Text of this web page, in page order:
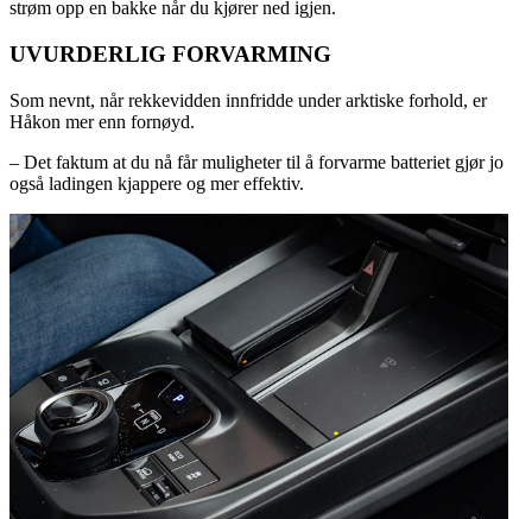
strøm opp en bakke når du kjører ned igjen.
UVURDERLIG FORVARMING
Som nevnt, når rekkevidden innfridde under arktiske forhold, er
Håkon mer enn fornøyd.
– Det faktum at du nå får muligheter til å forvarme batteriet gjør jo
også ladingen kjappere og mer effektiv.